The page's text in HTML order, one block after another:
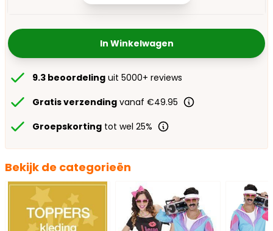
In Winkelwagen
9.3 beoordeling uit 5000+ reviews
Gratis verzending vanaf €49.95
Groepskorting tot wel 25%
Bekijk de categorieën